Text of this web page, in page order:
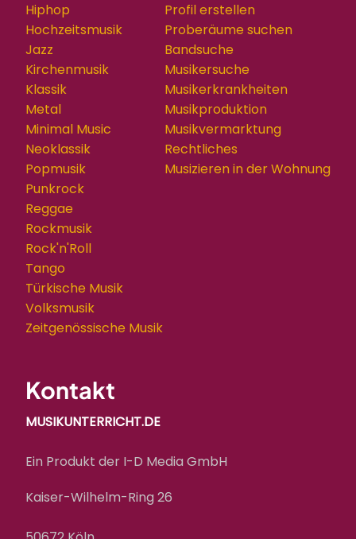
Hiphop
Hochzeitsmusik
Jazz
Kirchenmusik
Klassik
Metal
Minimal Music
Neoklassik
Popmusik
Punkrock
Reggae
Rockmusik
Rock'n'Roll
Tango
Türkische Musik
Volksmusik
Zeitgenössische Musik
Profil erstellen
Proberäume suchen
Bandsuche
Musikersuche
Musikerkrankheiten
Musikproduktion
Musikvermarktung
Rechtliches
Musizieren in der Wohnung
Kontakt
MUSIKUNTERRICHT.DE
Ein Produkt der I-D Media GmbH
Kaiser-Wilhelm-Ring 26